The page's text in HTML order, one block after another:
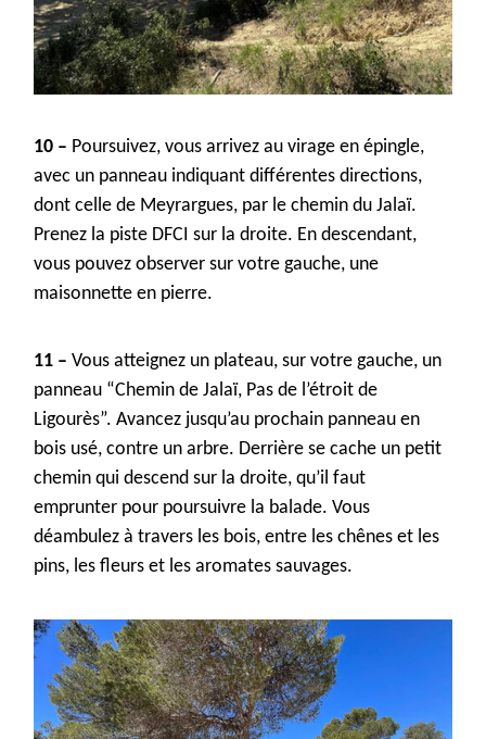
10 – Poursuivez, vous arrivez au virage en épingle,
avec un panneau indiquant différentes directions,
dont celle de Meyrargues, par le chemin du Jalaï.
Prenez la piste DFCI sur la droite. En descendant,
vous pouvez observer sur votre gauche, une
maisonnette en pierre.
11 – Vous atteignez un plateau, sur votre gauche, un
panneau “Chemin de Jalaï, Pas de l’étroit de
Ligourès”. Avancez jusqu’au prochain panneau en
bois usé, contre un arbre. Derrière se cache un petit
chemin qui descend sur la droite, qu’il faut
emprunter pour poursuivre la balade. Vous
déambulez à travers les bois, entre les chênes et les
pins, les fleurs et les aromates sauvages.